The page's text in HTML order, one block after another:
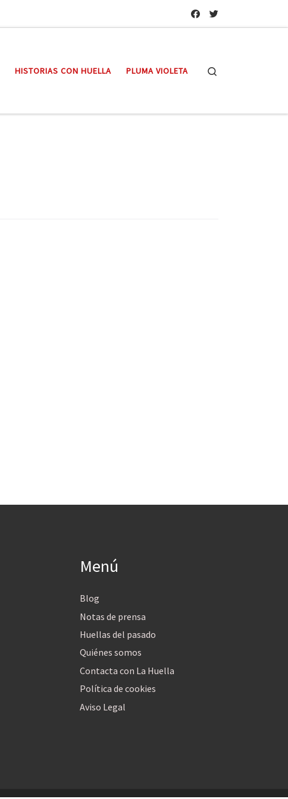
HISTORIAS CON HUELLA PLUMA VIOLETA
Menú
Blog
Notas de prensa
Huellas del pasado
Quiénes somos
Contacta con La Huella
Política de cookies
Aviso Legal